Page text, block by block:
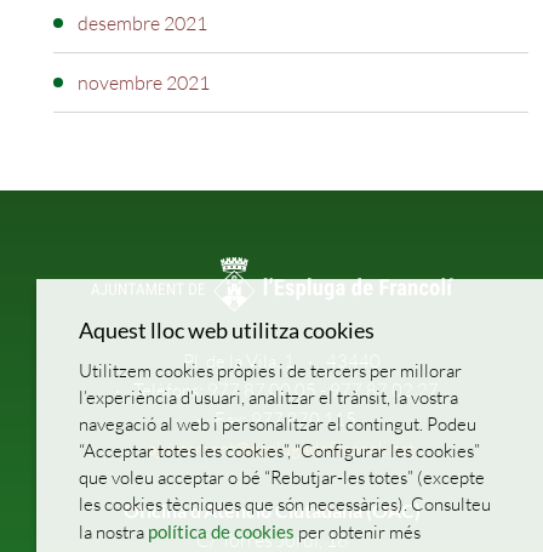
desembre 2021
novembre 2021
Pl. de la Vila, 1
Telèfons: 977 87 00 05 - 977 87 02 27
Fax: 977 870 115
ajuntament@esplugadefrancoli.cat
Oficina d’Atenció Ciutadana (OAC)
C/ Torres Jordi, 16
Aquest lloc web utilitza cookies
Utilitzem cookies pròpies i de tercers per millorar
l’experiència d’usuari, analitzar el trànsit, la vostra
navegació al web i personalitzar el contingut. Podeu
“Acceptar totes les cookies”, “Configurar les cookies”
que voleu acceptar o bé “Rebutjar-les totes” (excepte
les cookies tècniques que són necessàries). Consulteu
la nostra política de cookies per obtenir més